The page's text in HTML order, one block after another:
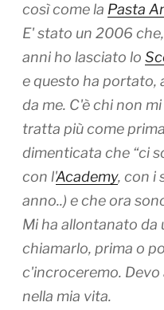
così come la Pasta
E' stato un 2006
anni ho lasciato lo
e questo ha portato,
da me. C'è chi non
tratta più come
dimenticata che “ci
con l'Academy, con i
anno..) e che ora
Mi ha allontanato da
chiamarlo, prima o
c'incroceremo.
nella mia vita.